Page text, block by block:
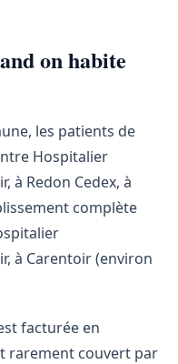
on habite
les patients de
Hospitalier
à Redon Cedex, à
complète
à Carentoir (environ
facturée en
rarement couvert par